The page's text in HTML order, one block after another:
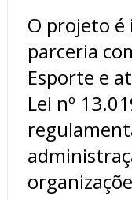
O projeto
parceria
Esporte e
Lei nº